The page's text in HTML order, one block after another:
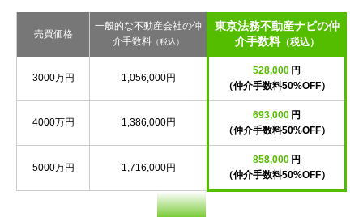
売買価格
一般的な不動産会社の仲
介手数料 （税込）
東京法務不動産ナビの仲
介手数料（税込）
3000万円 1,056,000円
528,000 円
（仲介手数料50%OFF）
4000万円 1,386,000円
693,000 円
（仲介手数料50%OFF）
5000万円 1,716,000円
858,000 円
（仲介手数料50%OFF）